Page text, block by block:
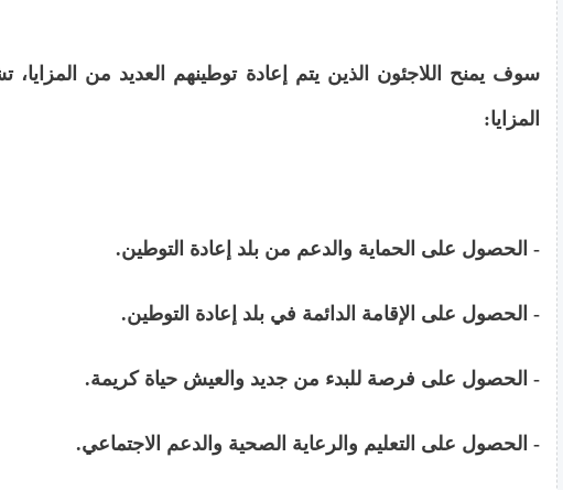
سوف يمنح اللاجئون الذين يتم إعادة توطينهم العديد من
المزايا:
- الحصول على الحماية والدعم من بلد إعادة التوطين.
- الحصول على الإقامة الدائمة في بلد إعادة التوطين.
- الحصول على فرصة للبدء من جديد والعيش حياة كريمة.
- الحصول على التعليم والرعاية الصحية والدعم الاجتماعي.